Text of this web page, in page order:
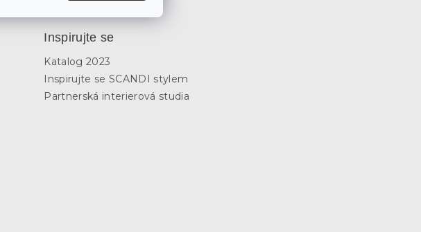
Inspirujte se
Katalog 2023
Inspirujte se SCANDI stylem
Partnerská interierová studia